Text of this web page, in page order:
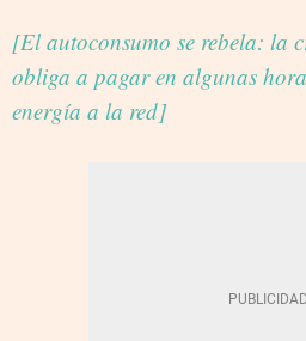
[El autoconsumo se rebela: la
obliga a pagar en algunas
energía a la red]